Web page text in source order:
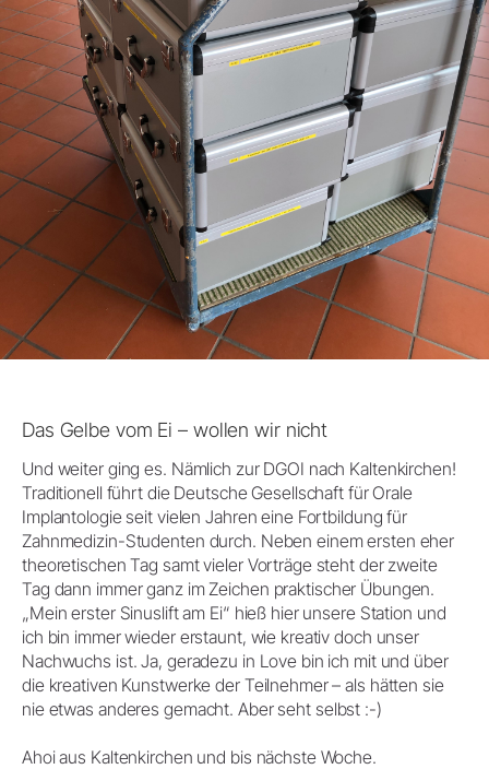
Das Gelbe vom Ei – wollen wir nicht
Und weiter ging es. Nämlich zur DGOI nach Kaltenkirchen!
Traditionell führt die Deutsche Gesellschaft für Orale
Implantologie seit vielen Jahren eine Fortbildung für
Zahnmedizin-Studenten durch. Neben einem ersten eher
theoretischen Tag samt vieler Vorträge steht der zweite
Tag dann immer ganz im Zeichen praktischer Übungen.
„Mein erster Sinuslift am Ei“ hieß hier unsere Station und
ich bin immer wieder erstaunt, wie kreativ doch unser
Nachwuchs ist. Ja, geradezu in Love bin ich mit und über
die kreativen Kunstwerke der Teilnehmer – als hätten sie
nie etwas anderes gemacht. Aber seht selbst :-)
Ahoi aus Kaltenkirchen und bis nächste Woche.